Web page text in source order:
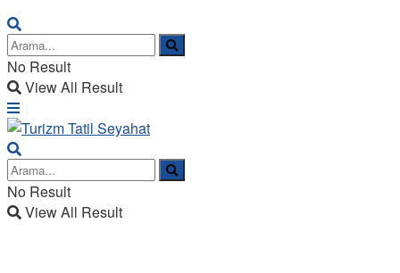
No Result
View All Result
No Result
View All Result